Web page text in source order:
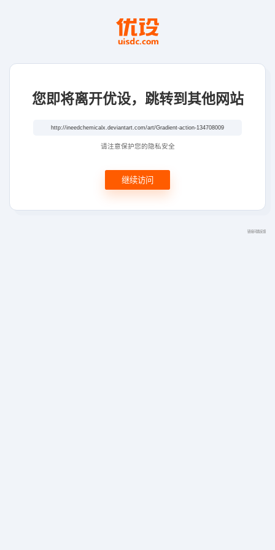
您即将离开优设，跳转到其他网站
请注意保护您的隐私安全
继续访问
链接问题反馈